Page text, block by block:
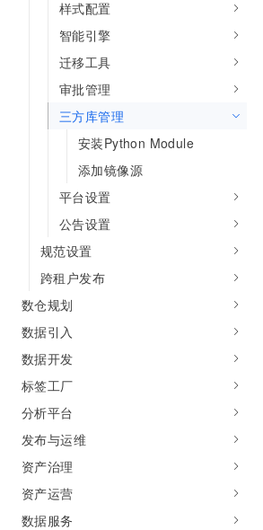
样式配置
智能引擎
迁移工具
审批管理
三方库管理
安装Python Module
添加镜像源
平台设置
公告设置
规范设置
跨租户发布
数仓规划
数据引入
数据开发
标签工厂
分析平台
发布与运维
资产治理
资产运营
数据服务